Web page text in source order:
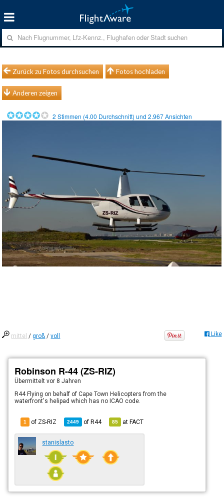
Zurück zu Fotos durchsuchen Fotos hochladen
Anderen zeigen
2 Stimmen (4.00 Durchschnitt) und2.967Ansichten
mittel /groß /voll Like
Robinson R-44 (ZS-RIZ)
Übermitteltvor 8 Jahren
R44 Flying on behalf of Cape Town Helicopters from the
waterfront's helipad which has no ICAO code.
1 of ZS-RIZ 2449 ofR44 85 atFACT
stanislasto